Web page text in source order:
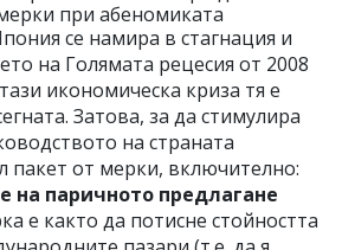
при абеномиката
се намира в стагнация и
на Голямата рецесия от 2008
икономическа криза тя е
Затова, за да стимулира
на страната
пакет от мерки, включително:
на паричното предлагане
е както да потисне стойността